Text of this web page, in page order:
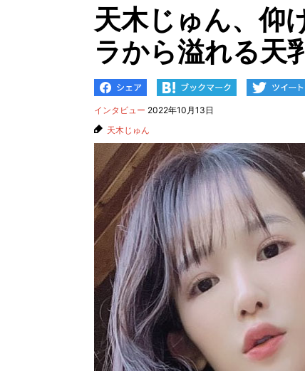
天木じゅん、仰
ラから溢れる天
インタビュー 2022年10月13日
天木じゅん